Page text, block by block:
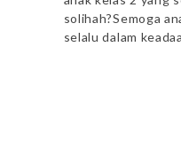
solihah?Semoga
selalu dalam